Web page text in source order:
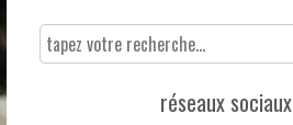
réseaux sociaux